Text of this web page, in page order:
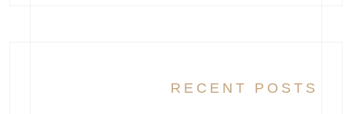
RECENT POSTS